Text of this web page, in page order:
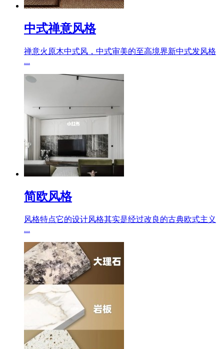
中式禅意风格
禅意火原木中式风，中式审美的至高境界新中式发风格
...
简欧风格
风格特点它的设计风格其实是经过改良的古典欧式主义
...